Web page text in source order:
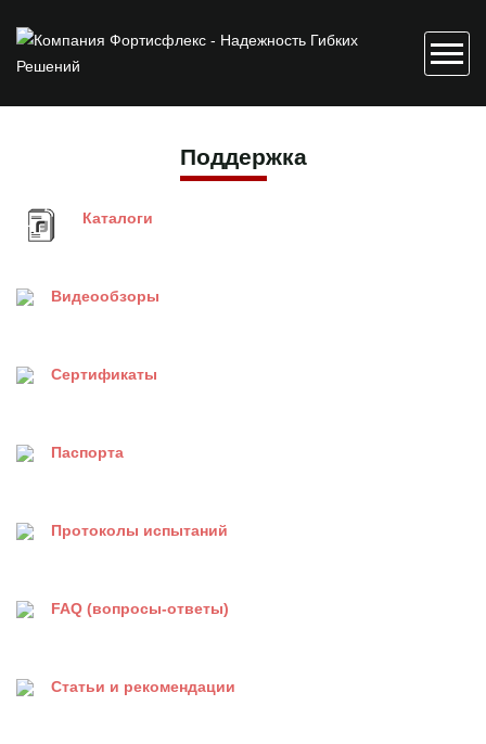
Поддержка
Каталоги
Видеообзоры
Сертификаты
Паспорта
Протоколы испытаний
FAQ (вопросы-ответы)
Статьи и рекомендации